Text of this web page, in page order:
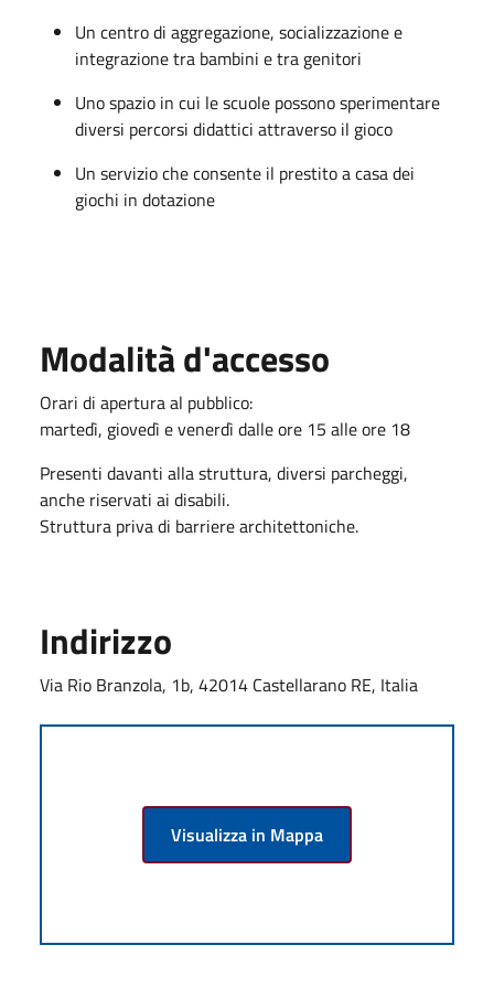
Un centro di aggregazione, socializzazione e
integrazione tra bambini e tra genitori
Uno spazio in cui le scuole possono sperimentare
diversi percorsi didattici attraverso il gioco
Un servizio che consente il prestito a casa dei
giochi in dotazione
Modalità d'accesso
Orari di apertura al pubblico:
martedì, giovedì e venerdì dalle ore 15 alle ore 18
Presenti davanti alla struttura, diversi parcheggi,
anche riservati ai disabili.
Struttura priva di barriere architettoniche.
Indirizzo
Via Rio Branzola, 1b, 42014 Castellarano RE, Italia
Visualizza in Mappa